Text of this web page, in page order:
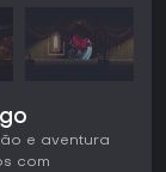
e aventura
com